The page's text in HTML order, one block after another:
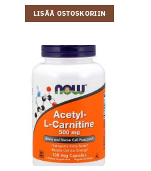
LISÄÄ OSTOSKORIIN